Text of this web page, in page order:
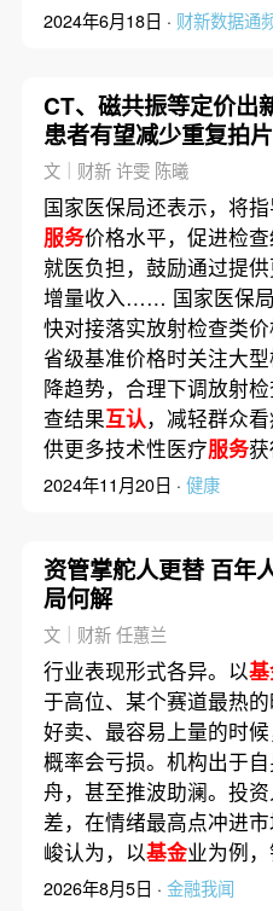
2024年6月18日 · 财新数据通
CT、磁共振等定价出
患者有望减少重复拍片
文｜财新 许雯 陈曦
国家医保局还表示，将
服务价格水平，促进检
就医负担，鼓励通过提
增量收入…… 国家医保
快对接落实放射检查类
省级基准价格时关注大
降趋势，合理下调放射
查结果互认，减轻群众
供更多技术性医疗服务
2024年11月20日 · 健康
资管掌舵人更替 百年
局何解
文｜财新 任蕙兰
行业表现形式各异。以
于高位、某个赛道最热
好卖、最容易上量的时
概率会亏损。机构出于
舟，甚至推波助澜。投
差，在情绪最高点冲进
峻认为，以基金业为例
2026年8月5日 · 金融我闻